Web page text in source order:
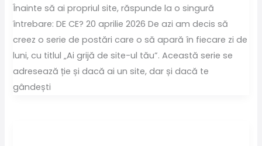
Înainte să ai propriul site, răspunde la o singură
întrebare: DE CE? 20 aprilie 2026 De azi am decis să
creez o serie de postări care o să apară în fiecare zi de
luni, cu titlul „Ai grijă de site-ul tău”. Această serie se
adresează ție și dacă ai un site, dar și dacă te
gândești